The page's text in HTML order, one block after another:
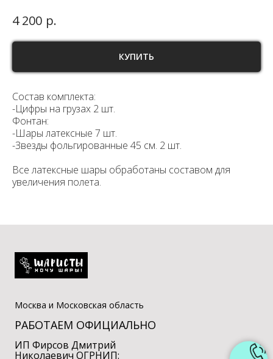
4 200 р.
КУПИТЬ
Состав комплекта:
-Цифры на грузах 2 шт.
Фонтан:
-Шары латексные 7 шт.
-Звезды фольгированные 45 см. 2 шт.
Все латексные шары обработаны составом для
увеличения полета.
Москва и Московская область
РАБОТАЕМ ОФИЦИАЛЬНО
ИП Фирсов Дмитрий
Николаевич ОГРНИП: